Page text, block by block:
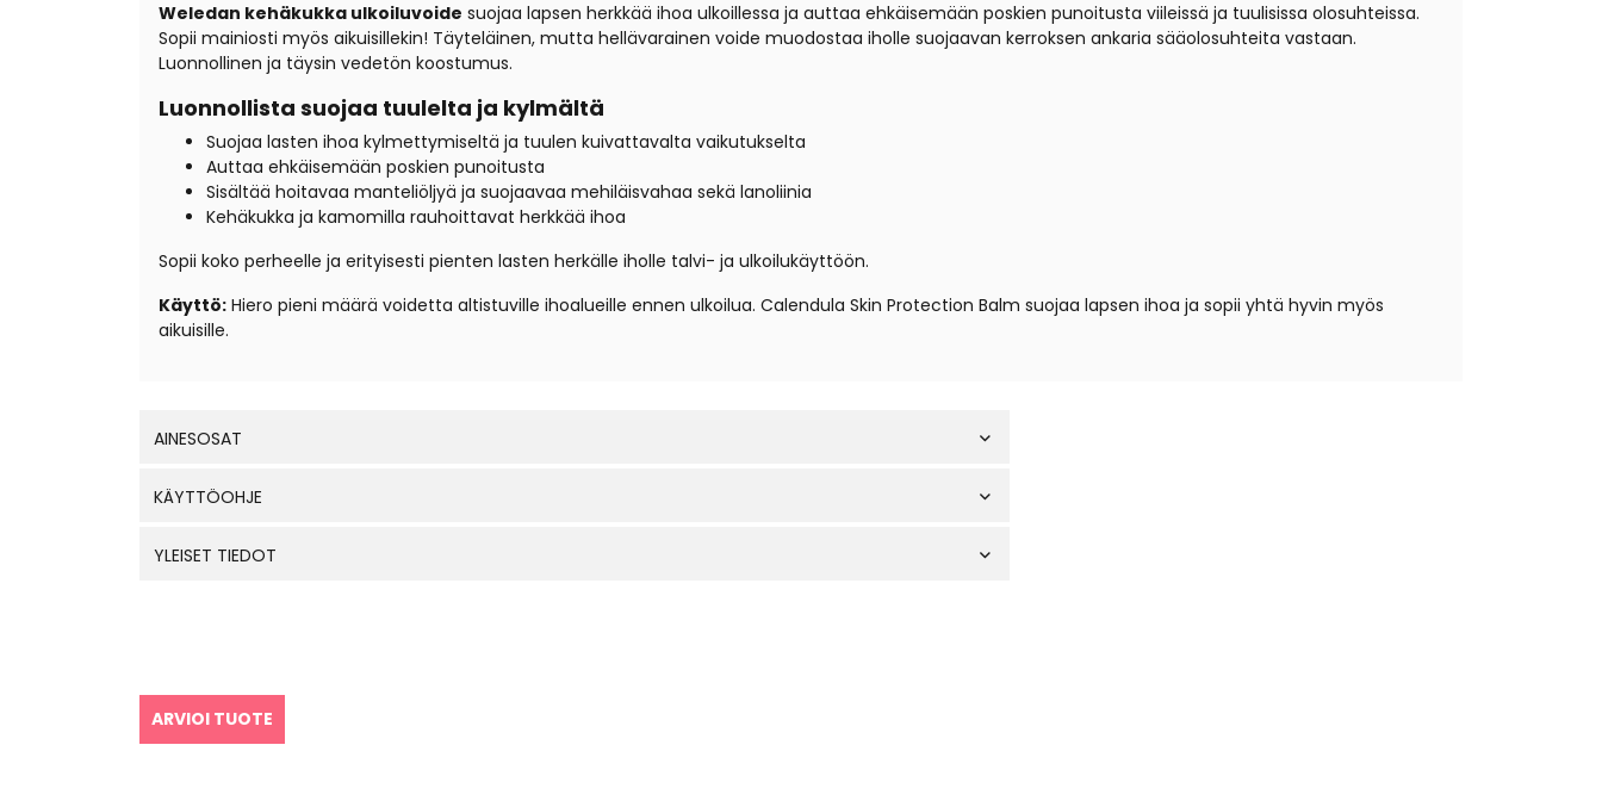
Weledan kehäkukka ulkoiluvoide suojaa lapsen herkkää ihoa ulkoillessa ja auttaa ehkäisemään poskien punoitusta viileissä ja tuulisissa olosuhteissa.
Sopii mainiosti myös aikuisillekin! Täyteläinen, mutta hellävarainen voide muodostaa iholle suojaavan kerroksen ankaria sääolosuhteita vastaan.
Luonnollinen ja täysin vedetön koostumus.
Luonnollista suojaa tuulelta ja kylmältä
Suojaa lasten ihoa kylmettymiseltä ja tuulen kuivattavalta vaikutukselta
Auttaa ehkäisemään poskien punoitusta
Sisältää hoitavaa manteliöljyä ja suojaavaa mehiläisvahaa sekä lanoliinia
Kehäkukka ja kamomilla rauhoittavat herkkää ihoa
Sopii koko perheelle ja erityisesti pienten lasten herkälle iholle talvi- ja ulkoilukäyttöön.
Käyttö: Hiero pieni määrä voidetta altistuville ihoalueille ennen ulkoilua. Calendula Skin Protection Balm suojaa lapsen ihoa ja sopii yhtä hyvin myös
aikuisille.
AINESOSAT
KÄYTTÖOHJE
YLEISET TIEDOT
ARVIOI TUOTE